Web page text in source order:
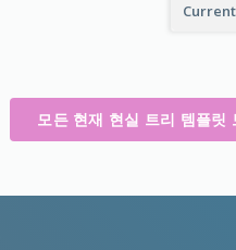
모든 현재 현실 트리 템플릿